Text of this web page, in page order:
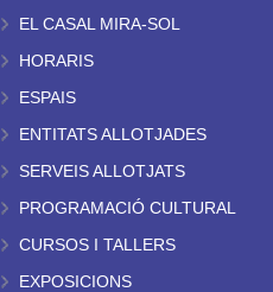
EL CASAL MIRA-SOL
HORARIS
ESPAIS
ENTITATS ALLOTJADES
SERVEIS ALLOTJATS
PROGRAMACIÓ CULTURAL
CURSOS I TALLERS
EXPOSICIONS